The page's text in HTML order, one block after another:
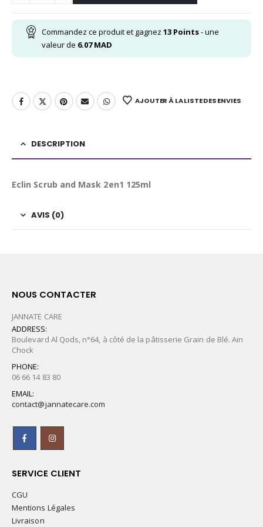
Commandez ce produit et gagnez 13 Points- une
valeur de 6.07MAD
AJOUTER À LA LISTE DES ENVIES
DESCRIPTION
Eclin Scrub and Mask 2en1 125ml
AVIS (0)
NOUS CONTACTER
JANNATE CARE
ADDRESS:
Boulevard Al Qods, n°64, à côté de la pâtisserie Grain de Blé. Ain
Chock
PHONE:
06 66 14 83 80
EMAIL:
contact@jannatecare.com
SERVICE CLIENT
CGU
Mentions Légales
Livraison